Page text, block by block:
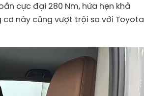
cực đại 280 Nm, hứa hẹn khả
này cũng vượt trội so với Toyota